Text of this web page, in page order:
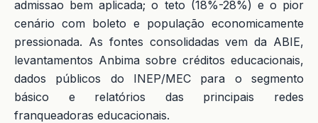
admissao bem aplicada; o teto (18%-28%) e o pior
cenário com boleto e população economicamente
pressionada. As fontes consolidadas vem da ABIE,
levantamentos Anbima sobre créditos educacionais,
dados públicos do INEP/MEC para o segmento
básico e relatórios das principais redes
franqueadoras educacionais.